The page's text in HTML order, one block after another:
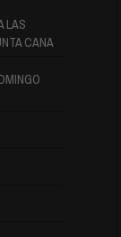
LAS
CANA